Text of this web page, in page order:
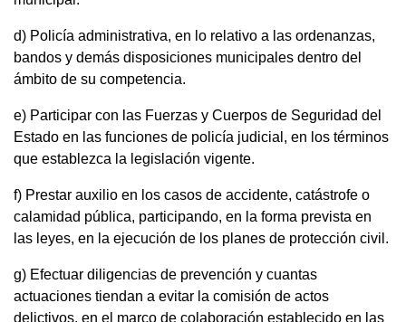
d) Policía administrativa, en lo relativo a las ordenanzas,
bandos y demás disposiciones municipales dentro del
ámbito de su competencia.
e) Participar con las Fuerzas y Cuerpos de Seguridad del
Estado en las funciones de policía judicial, en los términos
que establezca la legislación vigente.
f) Prestar auxilio en los casos de accidente, catástrofe o
calamidad pública, participando, en la forma prevista en
las leyes, en la ejecución de los planes de protección civil.
g) Efectuar diligencias de prevención y cuantas
actuaciones tiendan a evitar la comisión de actos
delictivos, en el marco de colaboración establecido en las